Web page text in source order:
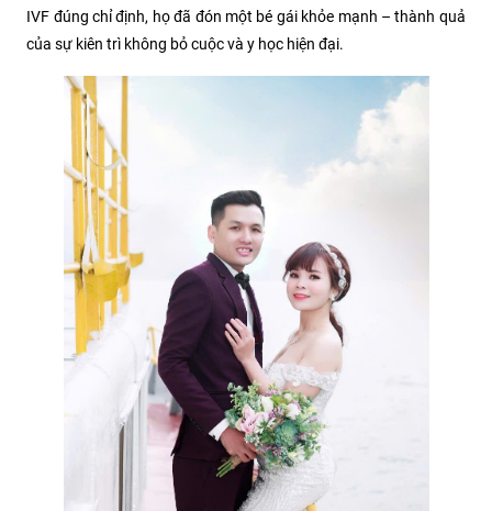
IVF đúng chỉ định, họ đã đón một bé gái khỏe mạnh – thành quả
của sự kiên trì không bỏ cuộc và y học hiện đại.